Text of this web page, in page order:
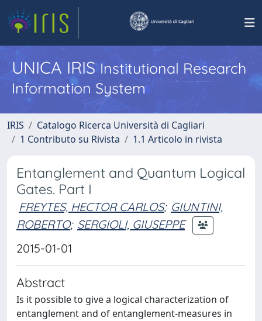
UNICA IRISInstitutional Research
Information System
IRIS
Catalogo Ricerca Università di Cagliari
1 Contributo su Rivista
1.1 Articolo in rivista
Entanglement and Quantum Logical
Gates. Part I
FREYTES, HECTOR CARLOS; GIUNTINI,
ROBERTO; SERGIOLI, GIUSEPPE
2015-01-01
Abstract
Is it possible to give a logical characterization of
entanglement and of entanglement-measures in